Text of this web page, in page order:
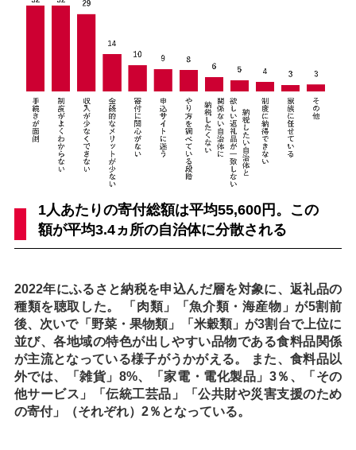
1人あたりの寄付総額は平均55,600円。この
額が平均3.4ヵ所の自治体に分散される
2022年にふるさと納税を申込んだ層を対象に、返礼品の
種類を聴取した。 「肉類」「魚介類・海産物」が5割前
後、次いで「野菜・果物類」「米穀類」が3割台で上位に
並び、各地域の特色が出しやすい品物である食料品関係
が主流となっている様子がうかがえる。 また、食料品以
外では、「雑貨」8%、「家電・電化製品」3％、「その
他サービス」「伝統工芸品」「公共財や災害支援のため
の寄付」（それぞれ）2％となっている。